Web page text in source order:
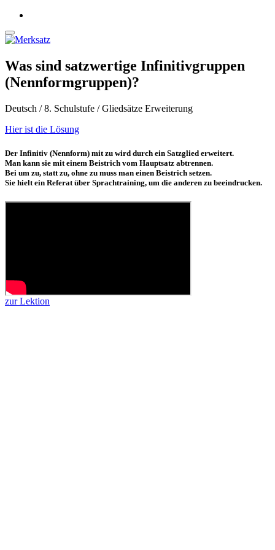
Was sind satzwertige Infinitivgruppen
(Nennformgruppen)?
Deutsch / 8. Schulstufe / Gliedsätze Erweiterung
Hier ist die Lösung
Der Infinitiv (Nennform) mit zu wird durch ein Satzglied erweitert.
Man kann sie mit einem Beistrich vom Hauptsatz abtrennen.
Bei um zu, statt zu, ohne zu muss man einen Beistrich setzen.
Sie hielt ein Referat über Sprachtraining, um die anderen zu beeindrucken.
zur Lektion